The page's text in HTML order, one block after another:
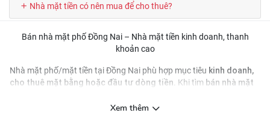
Nhà mặt tiền có nên mua để cho thuê?
Bán nhà mặt phố Đồng Nai – Nhà mặt tiền kinh doanh, thanh
khoản cao
Nhà mặt phố/mặt tiền tại Đồng Nai phù hợp mục tiêu kinh doanh,
cho thuê mặt bằng hoặc đầu tư dòng tiền . Khi tìm bán nhà mặt
hoạch mở đường – bề ngang mặt tiềnvà các điều kiện khai thác
Xem thêm